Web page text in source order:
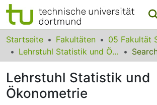
Bereiche & Sammlungen
Das gesamte Repositorium
Statistiken
FAQ
Startseite Fakultäten
05 Fakultät
Lehrstuhl Statistik und Ökonometrie
Lehrstuhl Statistik und
Ökonometrie